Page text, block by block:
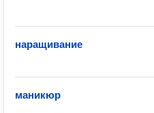
наращивание
маникюр